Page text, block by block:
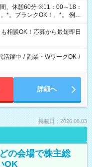
、休憩60分 ※11：00～18：
ルセンター/受付/販売/カフェ
ント/化粧品販売/など 様々な
♪
相談OK！応募から最短即日
活躍中 / 副業・WワークOK /
詳細へ
掲載日：2026.08.03
の会場で株主総
OK